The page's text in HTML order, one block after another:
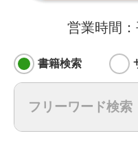
営業時間：
書籍検索